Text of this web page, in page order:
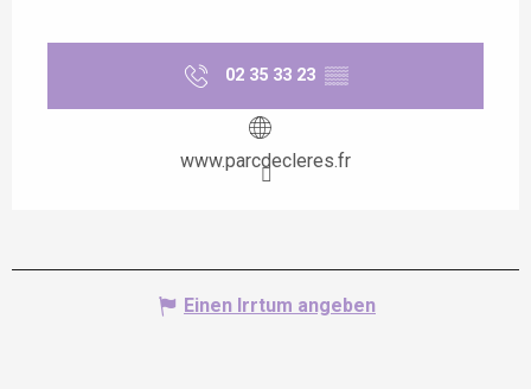
02 35 33 23 ▒▒
www.parcdecleres.fr
Einen Irrtum angeben